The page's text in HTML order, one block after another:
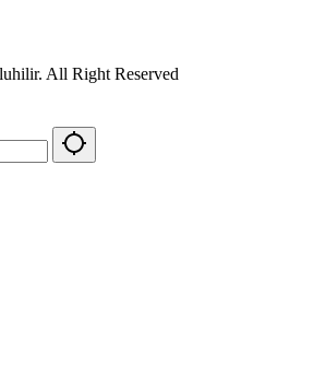
All Right Reserved